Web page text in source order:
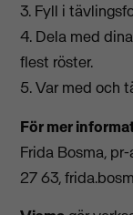
3. Fyll i
4. Dela med
flest röster.
5. Var med och
För mer
Frida Bosma,
27 63,